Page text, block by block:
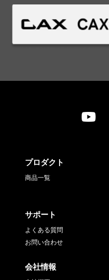
プロダクト
商品一覧
サポート
よくある質問
お問い合わせ
会社情報